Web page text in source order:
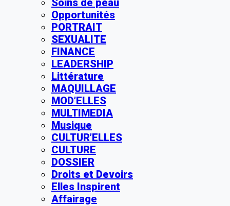
Soins de peau
Opportunités
PORTRAIT
SEXUALITE
FINANCE
LEADERSHIP
Littérature
MAQUILLAGE
MOD’ELLES
MULTIMEDIA
Musique
CULTUR’ELLES
CULTURE
DOSSIER
Droits et Devoirs
Elles Inspirent
Affairage